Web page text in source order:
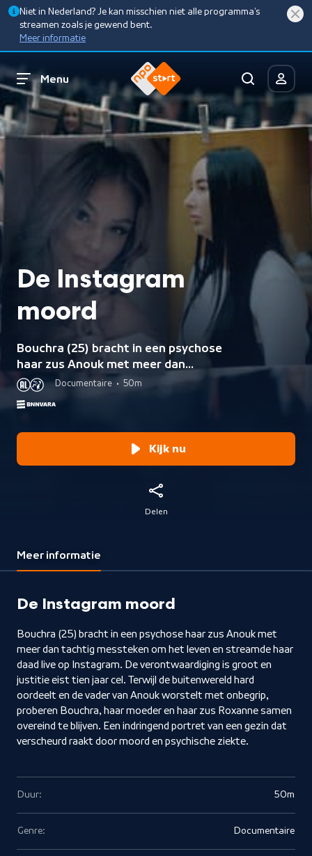
Niet in Nederland? Je kan misschien niet alle programma’s
streamen zoals je gewend bent.
Meer informatie
Menu
De Instagram
moord
Bouchra (25) bracht in een psychose
haar zus Anouk met meer dan
tachtig messteken om het leven en
streamde dat live op Instagram.
Haar familie vertelt voor het eerst
Documentaire • 50m
Kijk nu
Delen
Meer informatie
De Instagram moord
Bouchra (25) bracht in een psychose haar zus Anouk met
meer dan tachtig messteken om het leven en streamde haar
daad live op Instagram. De verontwaardiging is groot en
justitie eist tien jaar cel. Terwijl de buitenwereld hard
oordeelt en de vader van Anouk worstelt met onbegrip,
proberen Bouchra, haar moeder en haar zus Roxanne samen
overeind te blijven. Een indringend portret van een gezin dat
verscheurd raakt door moord en psychische ziekte.
Duur: 50m
Genre: Documentaire